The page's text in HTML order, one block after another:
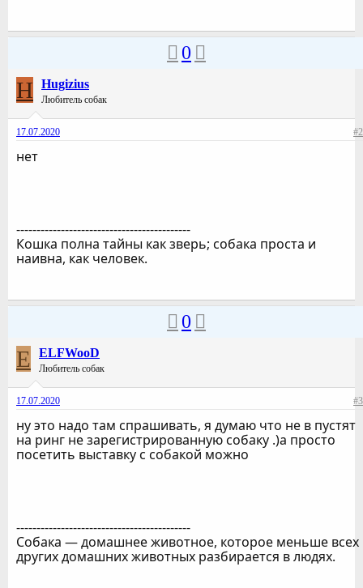
0
H Hugizius
Любитель собак
17.07.2020 #2
нет
-------------------------------------------
Кошка полна тайны как зверь; собака проста и
наивна, как человек.
0
E ELFWooD
Любитель собак
17.07.2020 #3
ну это надо там спрашивать, я думаю что не в пустят
на ринг не зарегистрированную собаку .)а просто
посетить выставку с собакой можно
-------------------------------------------
Собака — домашнее животное, которое меньше всех
других домашних животных разбирается в людях.